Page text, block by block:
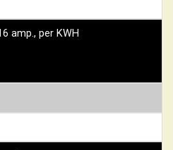
amp., per KWH